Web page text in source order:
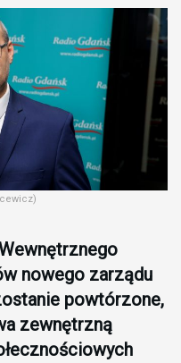
nowego zarządu
powtórzone,
zewnętrzną